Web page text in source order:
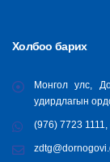
Холбоо барих
Монгол улс,
удирдлагын
(976) 7723